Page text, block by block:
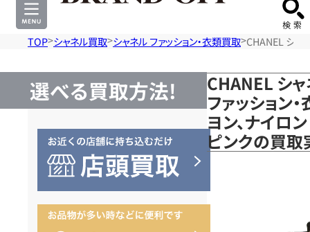
TOP シャネル買取 シャネル ファッション・衣類買取 CHANEL シャ
選べる買取方法!
CHANEL シ
ファッション
ヨン、ナイロ
ピンクの買取